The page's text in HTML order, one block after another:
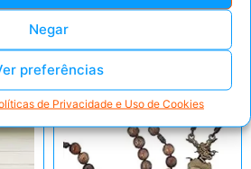
Negar
preferências
de Privacidade e Uso de Cookies